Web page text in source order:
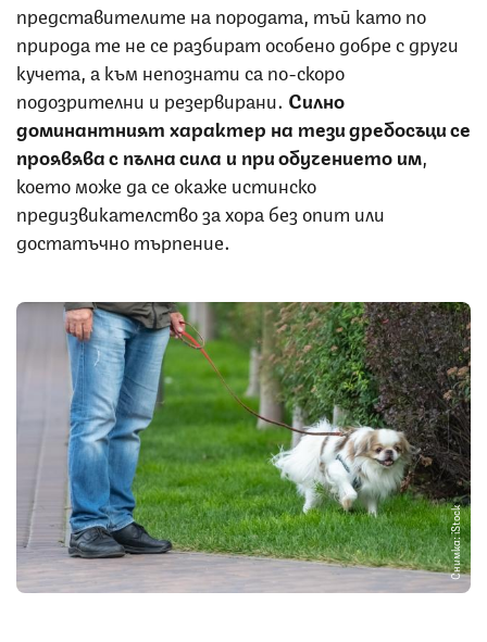
представителите на породата, тъй като по
природа те не се разбират особено добре с други
кучета, а към непознати са по-скоро
подозрителни и резервирани. Силно
доминантният характер на тези дребосъци се
проявява с пълна сила и при обучението им
което може да се окаже истинско
предизвикателство за хора без опит или
достатъчно търпение.
Снимка: iStock